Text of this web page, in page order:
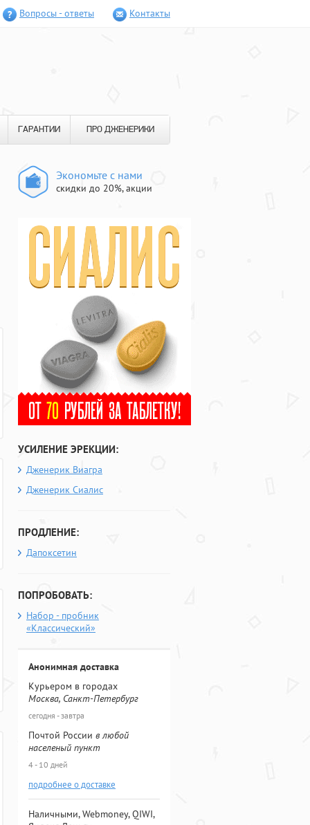
Вопросы - ответы Контакты
ГАРАНТИИ ПРО ДЖЕНЕРИКИ
Экономьте с нами
скидки до 20%, акции
УСИЛЕНИЕ ЭРЕКЦИИ:
Дженерик Виагра
Дженерик Сиалис
ПРОДЛЕНИЕ:
Дапоксетин
ПОПРОБОВАТЬ:
Набор - пробник
«Классический»
Анонимная доставка
Курьером в городах
Москва, Санкт-Петербург
сегодня - завтра
Почтой России в любой
населеный пункт
4 - 10 дней
подробнее о доставке
Наличными, Webmoney, QIWI,